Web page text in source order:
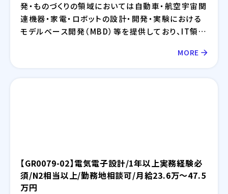
発・ものづくりの領域においては自動車・航空宇宙関
連機器・家電・ロボットの設計・開発・実験における
モデルベース開発（MBD）等を提供しており、IT領域
中心とした幅広い業界に対してのシステム開発・イ
ンフラ設計・評価検証業務等を提供しております。さ
MORE
【GR0079-02】電気電子設計/1年以上実務経験必
須/N2相当以上/勤務地相談可/月給23.6万～47.5
万円